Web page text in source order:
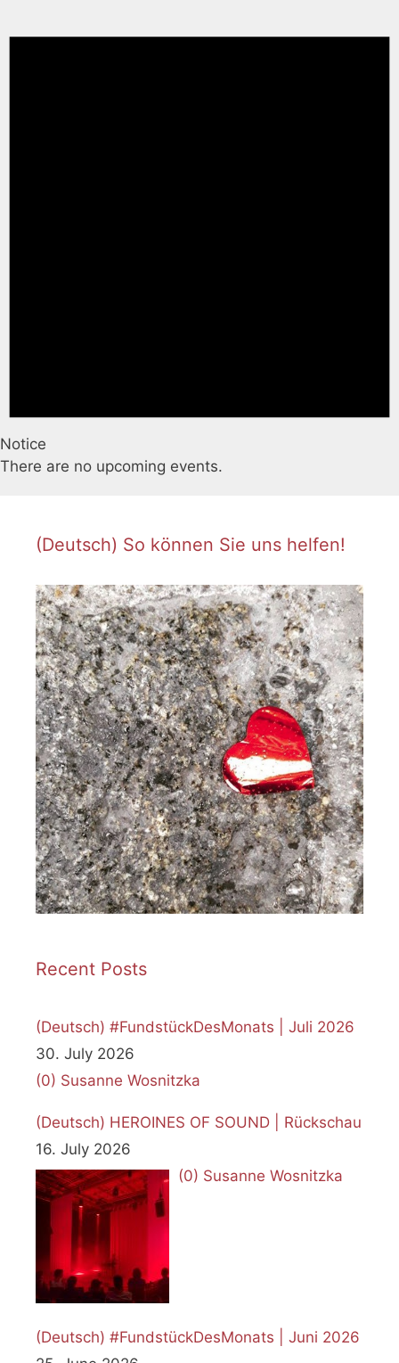
Notice
There are no upcoming events.
(Deutsch) So können Sie uns helfen!
Recent Posts
(Deutsch) #FundstückDesMonats | Juli 2026
30. July 2026
(0) Susanne Wosnitzka
(Deutsch) HEROINES OF SOUND | Rückschau
16. July 2026
(0) Susanne Wosnitzka
(Deutsch) #FundstückDesMonats | Juni 2026